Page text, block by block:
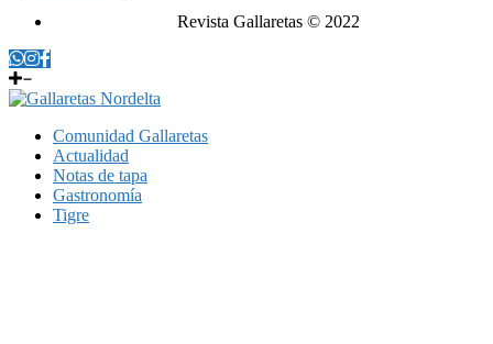
Revista Gallaretas © 2022
Comunidad Gallaretas
Actualidad
Notas de tapa
Gastronomía
Tigre